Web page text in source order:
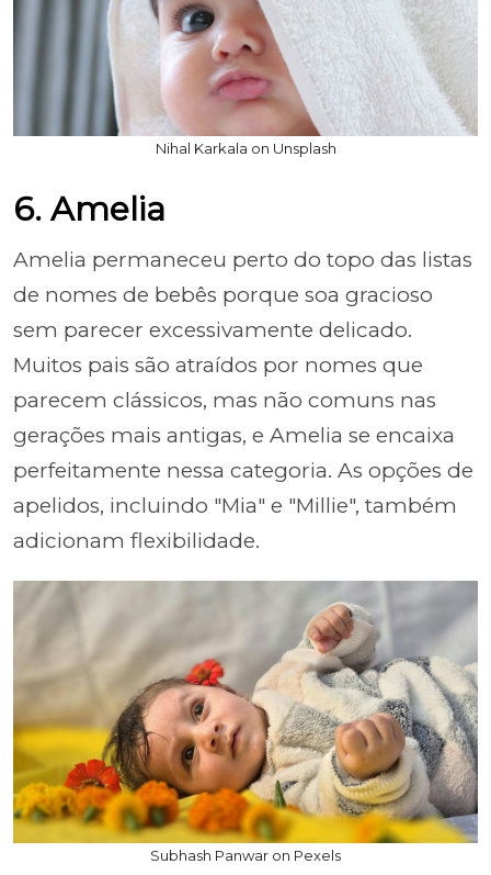
Nihal Karkala on Unsplash
6. Amelia
Amelia permaneceu perto do topo das listas
de nomes de bebês porque soa gracioso
sem parecer excessivamente delicado.
Muitos pais são atraídos por nomes que
parecem clássicos, mas não comuns nas
gerações mais antigas, e Amelia se encaixa
perfeitamente nessa categoria. As opções de
apelidos, incluindo "Mia" e "Millie", também
adicionam flexibilidade.
Subhash Panwar on Pexels